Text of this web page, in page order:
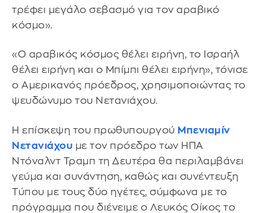
τρέφει μεγάλο σεβασμό για τον αραβικό
κόσμο».
«Ο αραβικός κόσμος θέλει ειρήνη, το Ισραήλ
θέλει ειρήνη και ο Μπίμπι θέλει ειρήνη», τόνισε
ο Αμερικανός πρόεδρος, χρησιμοποιώντας το
ψευδώνυμο του Νετανιάχου.
Η επίσκεψη του πρωθυπουργού Μπενιαμίν
Νετανιάχου με τον πρόεδρο των ΗΠΑ
Ντόναλντ Τραμπ τη Δευτέρα θα περιλαμβάνει
γεύμα και συνάντηση, καθώς και συνέντευξη
Τύπου με τους δύο ηγέτες, σύμφωνα με το
πρόγραμμα που διένειμε ο Λευκός Οίκος το